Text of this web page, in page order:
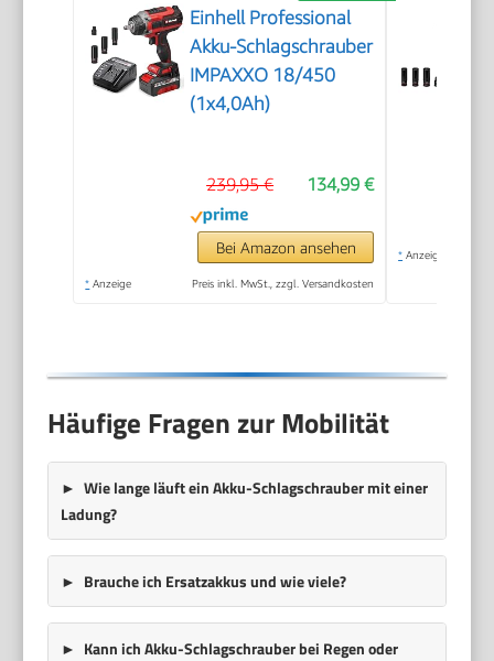
Einhell Professional
Akku-Schlagschrauber
IMPAXXO 18/450
(1x4,0Ah)
134,99 €
239,95 €
Bei Amazon ansehen
* Anzeige Preis inkl. MwSt., zzgl. Versandkosten
* Anzeige
Häufige Fragen zur Mobilität
Wie lange läuft ein Akku-Schlagschrauber mit einer
Ladung?
Brauche ich Ersatzakkus und wie viele?
Kann ich Akku-Schlagschrauber bei Regen oder